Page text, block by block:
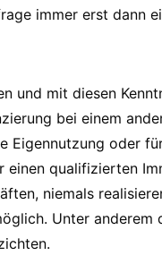
immer erst dann
und mit diesen
bei einem
Eigennutzung oder
einen qualifizierten
niemals
Unter anderem